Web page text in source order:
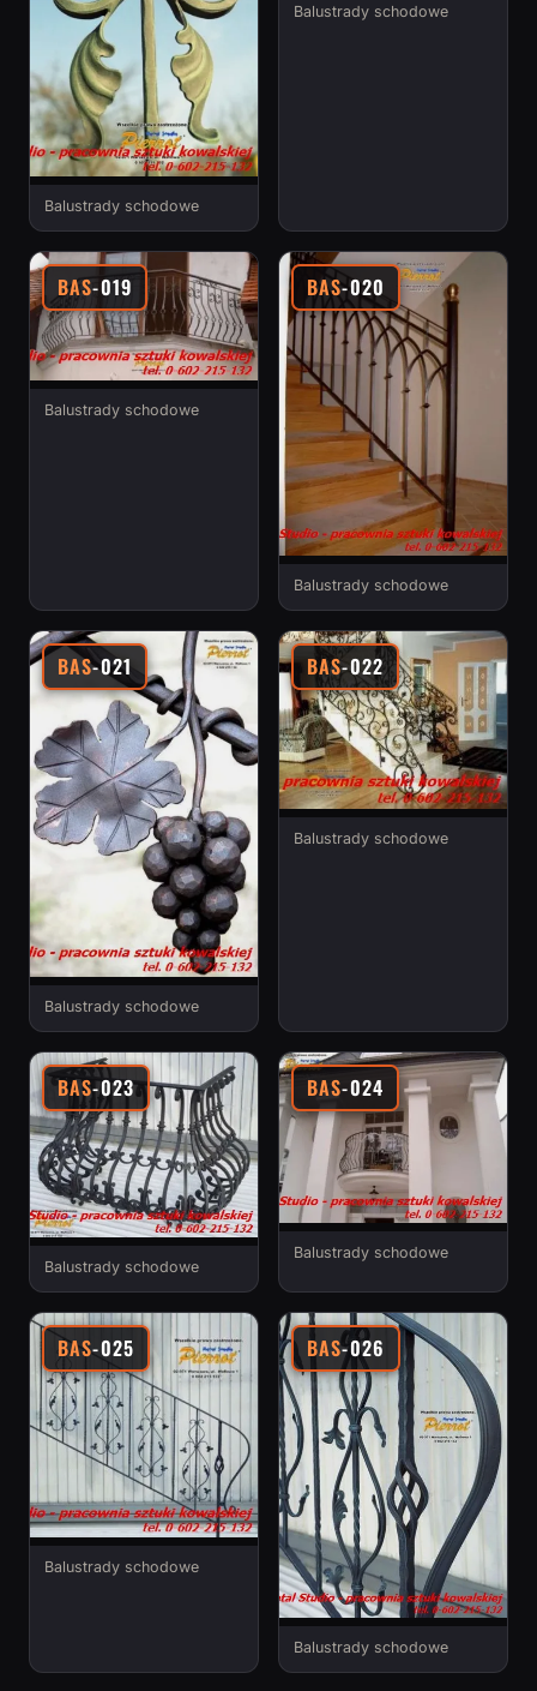
Balustrady schodowe
Balustrady schodowe
BAS-019
Balustrady schodowe
BAS-020
Balustrady schodowe
BAS-021
Balustrady schodowe
BAS-022
Balustrady schodowe
BAS-023
Balustrady schodowe
BAS-024
Balustrady schodowe
BAS-025
Balustrady schodowe
BAS-026
Balustrady schodowe